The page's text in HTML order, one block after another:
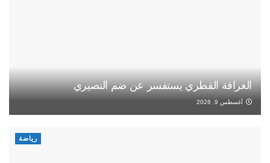
الغرافة القطري يستفسر عن ضم النصيري
أغسطس 9, 2026
رياضة